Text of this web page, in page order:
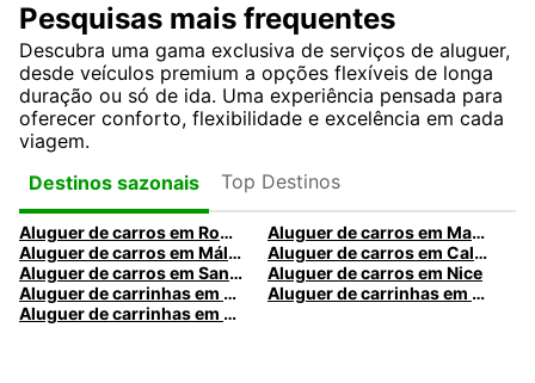
Pesquisas mais frequentes
Descubra uma gama exclusiva de serviços de aluguer,
desde veículos premium a opções flexíveis de longa
duração ou só de ida. Uma experiência pensada para
oferecer conforto, flexibilidade e excelência em cada
viagem.
Destinos sazonais
Top Destinos
Aluguer de carros em Roma
Aluguer de carros em Madrid
Aluguer de carros em Málaga
Aluguer de carros em Caldas da Rainha
Aluguer de carros em Santa Maria da Feira
Aluguer de carros em Nice
Aluguer de carrinhas em Nice
Aluguer de carrinhas em Santa Maria da Feira
Aluguer de carrinhas em Caldas da Rainha